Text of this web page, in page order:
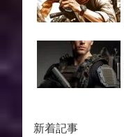
新着記事